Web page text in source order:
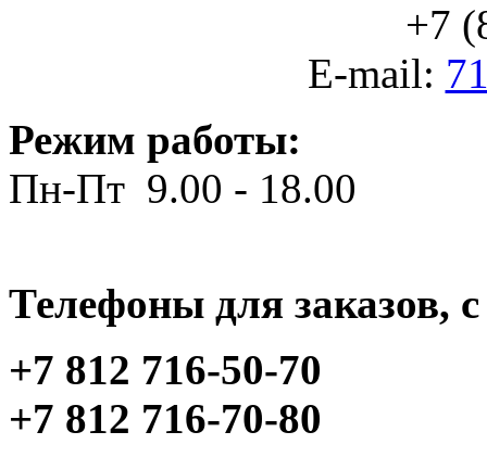
+7
E-mail:
Режим работы:
Пн-Пт 9.00 - 18.00
Телефоны для заказов,
+7 812 716-50-70
+7 812 716-70-80